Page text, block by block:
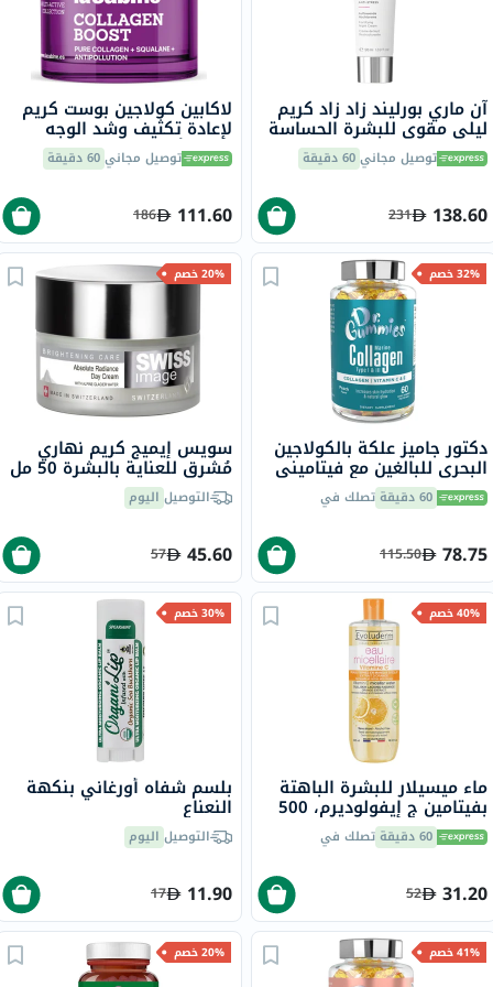
آن ماري بورليند زاد زاد كريم
ليلي مقوي للبشرة الحساسة
مقاوم لعلامات التوتر 50 مل
توصيل مجاني60 دقيقة
138.60
231
لاكابين كولاجين بوست كريم
لإعادة تكثيف وشد الوجه
لجميع أنواع البشرة 50 مل
توصيل مجاني60 دقيقة
111.60
186
32% خصم
دكتور جاميز علكة بالكولاجين
البحري للبالغين مع فيتاميني
ج وهـ، حزمة من 60
60 دقيقة تصلك في
78.75
115.50
20% خصم
سويس إيميج كريم نهاري
مُشرق للعناية بالبشرة 50 مل
التوصيل اليوم
45.60
57
40% خصم
ماء ميسيلار للبشرة الباهتة
بفيتامين ج إيفولوديرم، 500
مل 60 دقيقة تصلك في
31.20
52
30% خصم
بلسم شفاه أورغاني بنكهة
النعناع
التوصيل اليوم
11.90
17
41% خصم 20% خصم